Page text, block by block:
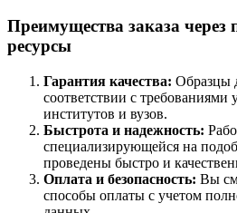
Преимущества заказа через
ресурсы
Гарантия качества: Образцы
соответствии с требованиями
институтов и вузов.
Быстрота и надежность:
специализирующейся на
проведены быстро и
Оплата и безопасность: Вы
способы оплаты с учетом